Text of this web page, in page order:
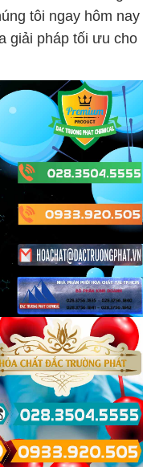
tôi ngay hôm nay
giải pháp tối ưu cho